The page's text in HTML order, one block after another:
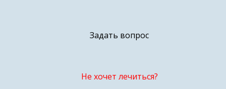
Задать вопрос
Не хочет лечиться?